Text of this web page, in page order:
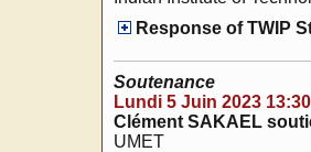
Response of TWIP
Soutenance
Lundi 5 Juin 2023
Clément SAKAEL
UMET